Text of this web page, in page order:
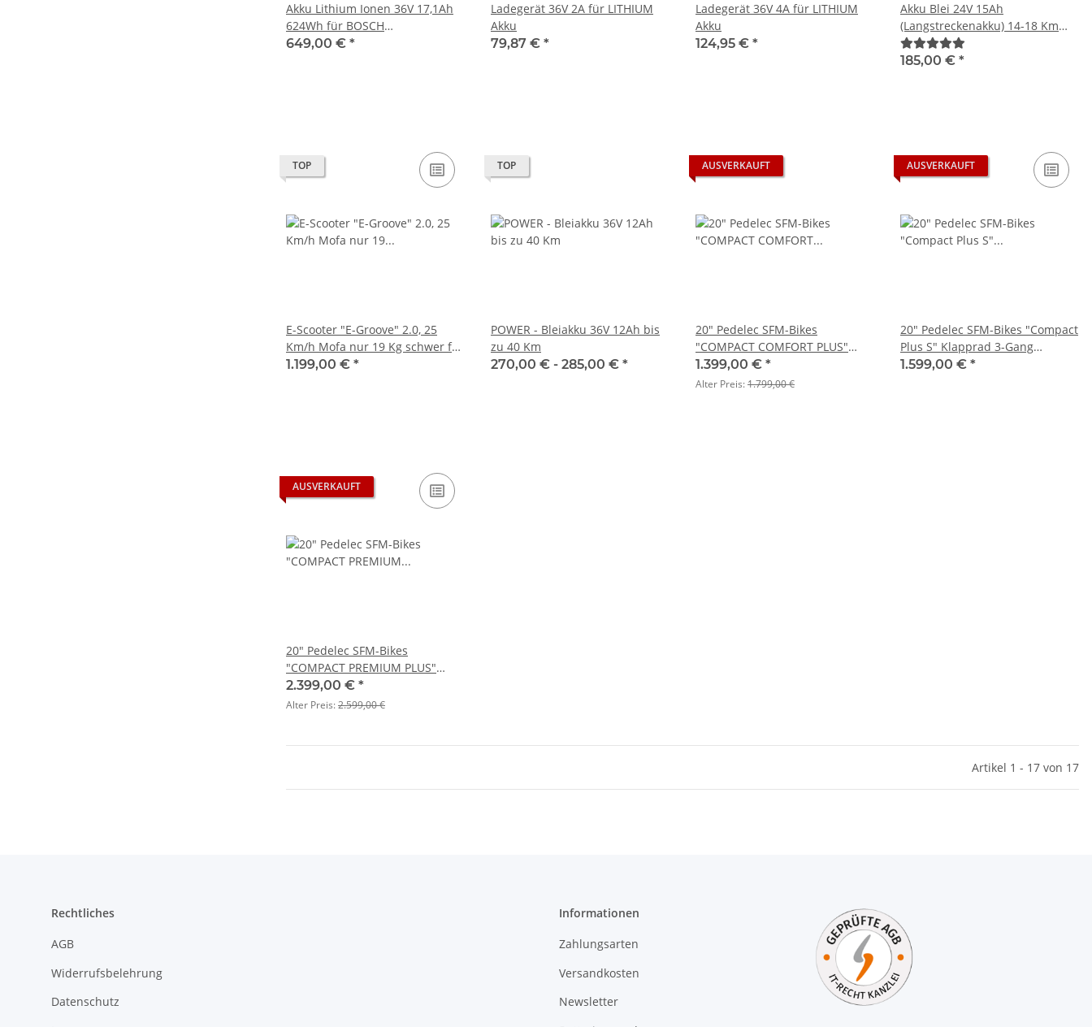
Akku Lithium Ionen 36V 17,1Ah
624Wh für BOSCH
Gepäckträgerakku von E-Bike
649,00 € *
Ladegerät 36V 2A für LITHIUM
Akku
79,87 € *
Ladegerät 36V 4A für LITHIUM
Akku
124,95 € *
Akku Blei 24V 15Ah
(Langstreckenakku) 14-18 Km
Ferdinand I & Leonie
185,00 € *
TOP
E-Scooter "E-Groove" 2.0, 25
Km/h Mofa nur 19 Kg schwer für
einfache Strecken & leichte
1.199,00 € *
TOP
POWER - Bleiakku 36V 12Ah bis
zu 40 Km
270,00 € - 285,00 € *
AUSVERKAUFT
20" Pedelec SFM-Bikes
"COMPACT COMFORT PLUS"
Klapprad 3-Gang + Rücktritt
Farbe WEISS
1.399,00 € *
Alter Preis:1.799,00 €
AUSVERKAUFT
20" Pedelec SFM-Bikes "Compact
Plus S" Klapprad 3-Gang
Nabenschaltung + Rücktritt
1.599,00 € *
AUSVERKAUFT
20" Pedelec SFM-Bikes
"COMPACT PREMIUM PLUS"
Klapprad BAFANG Mittelmotor
7-Gang + Rücktritt SCHWARZ
2.399,00 € *
Alter Preis:2.599,00 €
Artikel 1 - 17 von 17
Rechtliches
AGB
Widerrufsbelehrung
Datenschutz
Informationen
Zahlungsarten
Versandkosten
Newsletter